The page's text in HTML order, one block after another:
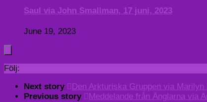
Saul via John Smallman, 17 juni, 2023
June 19, 2023
Följ:
Next story
Den Arkturiska Gruppen via
Previous story
Meddelande från Änglarna via